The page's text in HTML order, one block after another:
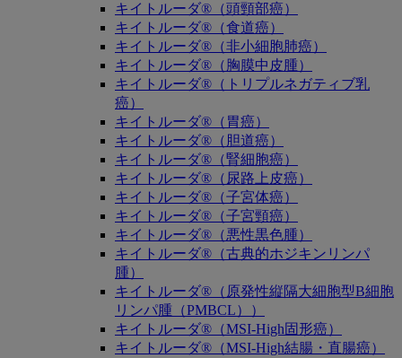
キイトルーダ®（頭頸部癌）
キイトルーダ®（食道癌）
キイトルーダ®（非小細胞肺癌）
キイトルーダ®（胸膜中皮腫）
キイトルーダ®（トリプルネガティブ乳
癌）
キイトルーダ®（胃癌）
キイトルーダ®（胆道癌）
キイトルーダ®（腎細胞癌）
キイトルーダ®（尿路上皮癌）
キイトルーダ®（子宮体癌）
キイトルーダ®（子宮頸癌）
キイトルーダ®（悪性黒色腫）
キイトルーダ®（古典的ホジキンリンパ
腫）
キイトルーダ®（原発性縦隔大細胞型B細胞
リンパ腫（PMBCL））
キイトルーダ®（MSI-High固形癌）
キイトルーダ®（MSI-High結腸・直腸癌）